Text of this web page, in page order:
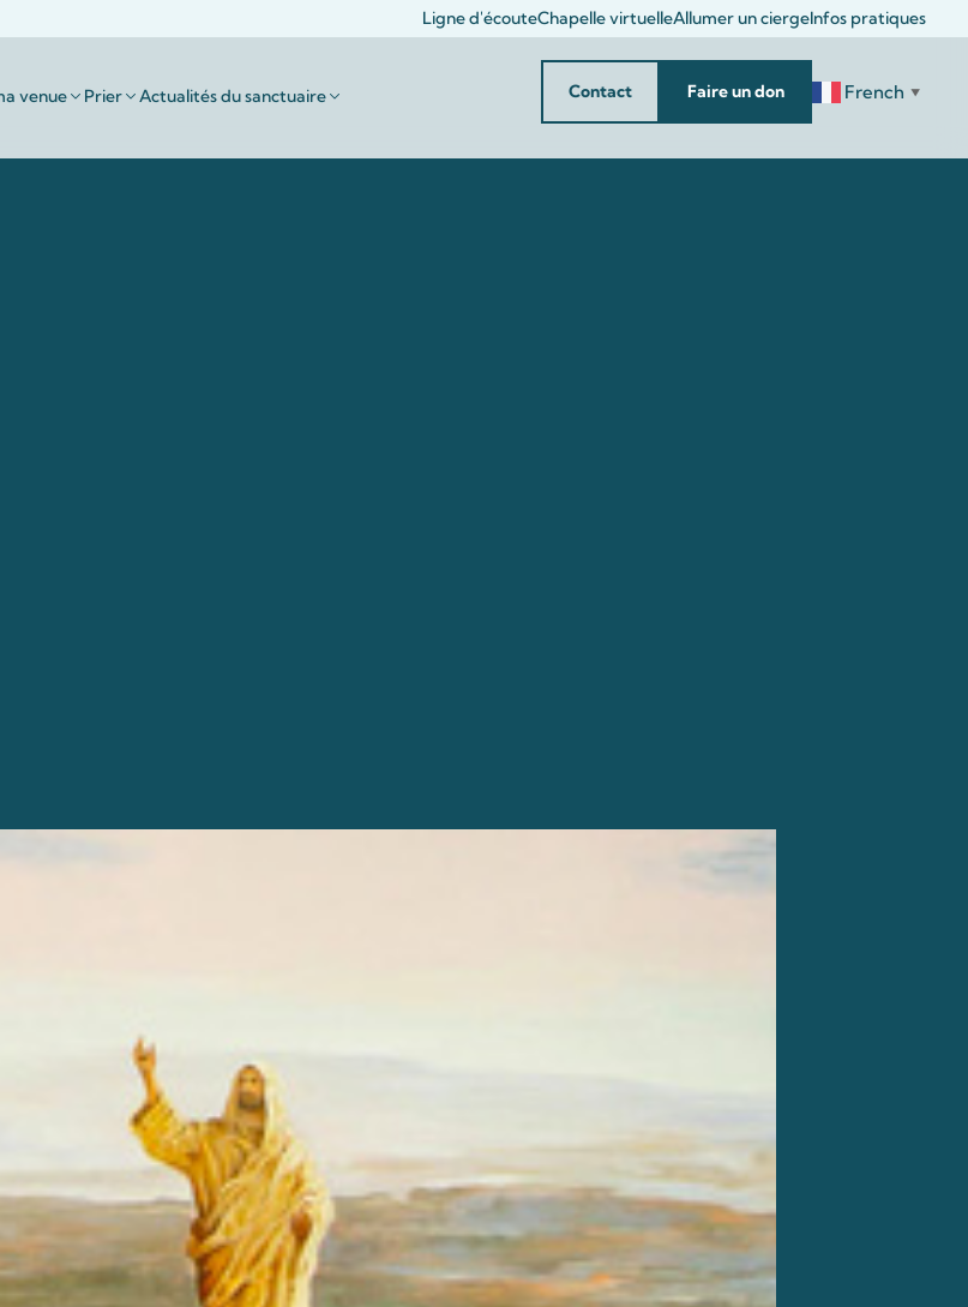
Ligne d'écouteChapelle virtuelleAllumer un ciergeInfos pratiques
venue Prier Actualités du sanctuaire Contact Faire un don French ▼